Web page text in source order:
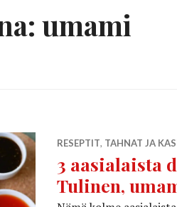
umami
RESEPTIT, TAHNAT JA
3 aasialaista
Tulinen,